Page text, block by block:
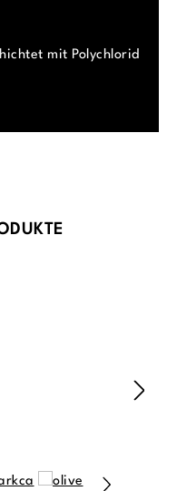
mit Polychlorid